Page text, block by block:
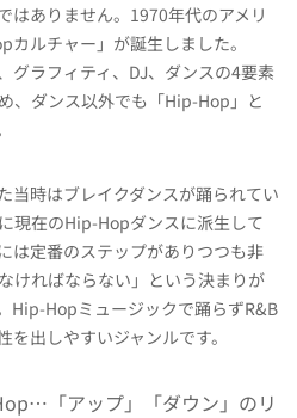
はありません。1970年代のアメリ
ルチャー」が誕生しました。
グラフィティ、DJ、ダンスの4要素
、ダンス以外でも「Hip-Hop」と
当時はブレイクダンスが踊られてい
現在のHip-Hopダンスに派生して
は定番のステップがありつつも非
ければならない」という決まりが
Hip-Hopミュージックで踊らずR&B
出しやすいジャンルです。
「アップ」「ダウン」のリ